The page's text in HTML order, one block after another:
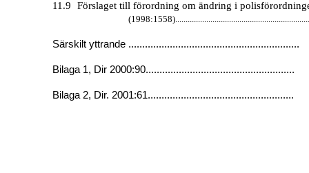
11.9 Förslaget till förordning om ändring i
Särskilt yttrande ..............................................................
Bilaga 1, Dir 2000:90......................................................
Bilaga 2, Dir. 2001:61.....................................................